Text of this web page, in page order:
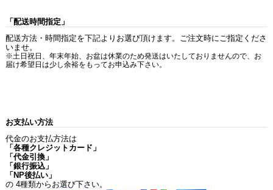
「配送時間指定」
配送方法・時間指定を下記よりお選び頂けます。ご注文時にご指定くださ
いませ。
※土日祝日、年末年始、お盆は休業のため発送はいたしておりませんので、お
届け希望日は少し余裕をもってお申込み下さい。
お支払い方法
代金のお支払方法は
「各種クレジットカード」
「代金引換」
「銀行振込」
「NP後払い」
の 4種類からお選び下さい。